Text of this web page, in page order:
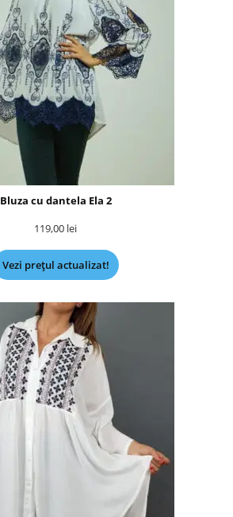
Bluza cu dantela Ela 2
119,00 lei
Vezi prețul actualizat!